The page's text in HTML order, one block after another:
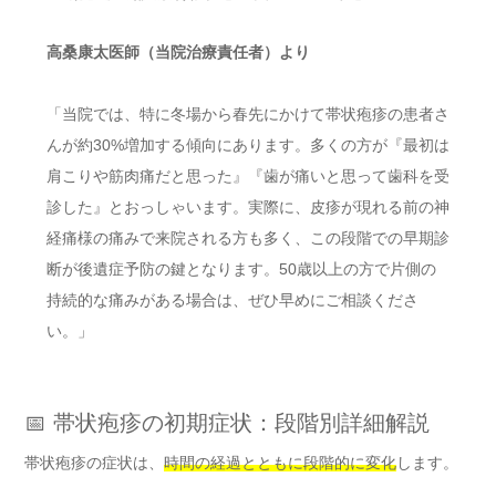
高桑康太医師（当院治療責任者）より
「当院では、特に冬場から春先にかけて帯状疱疹の患者さ
んが約30%増加する傾向にあります。多くの方が『最初は
肩こりや筋肉痛だと思った』『歯が痛いと思って歯科を受
診した』とおっしゃいます。実際に、皮疹が現れる前の神
経痛様の痛みで来院される方も多く、この段階での早期診
断が後遺症予防の鍵となります。50歳以上の方で片側の
持続的な痛みがある場合は、ぜひ早めにご相談くださ
い。」
📅 帯状疱疹の初期症状：段階別詳細解説
帯状疱疹の症状は、 時間の経過とともに段階的に変化します。